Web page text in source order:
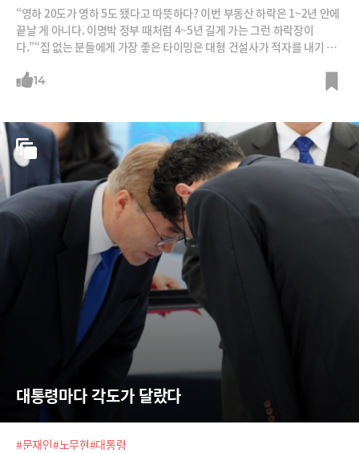
“영하 20도가 영하 5도 됐다고 따뜻하다? 이번 부동산 하락은 1~2년 안에
끝날 게 아니다. 이명박 정부 때처럼 4~5년 길게 가는 그런 하락장이
다.”“집 없는 분들에게 가장 좋은 타이밍은 대형 건설사가 적자를 내기 시
해 가장 냉정하게 부동산 시장을 평가해 주는 배문성 애널리스트에게 듣는
14
대통령마다 각도가 달랐다
#문재인#노무현#대통령